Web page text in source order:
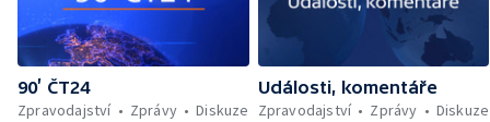
90’ ČT24
Zpravodajství
Zprávy Diskuze
Události, komentáře
Zpravodajství
Zprávy Diskuze